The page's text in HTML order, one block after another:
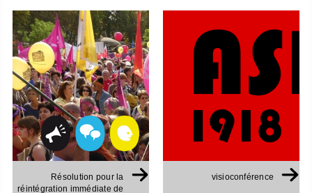
Résolution pour la
réintégration immédiate de
visioconférence